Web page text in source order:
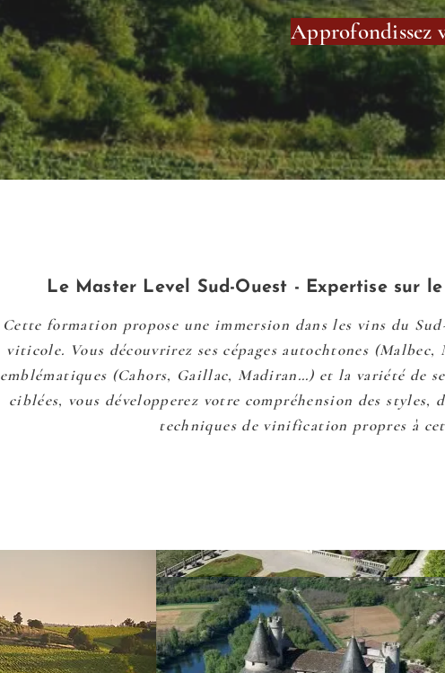
Approfondissez
Le Master Level Sud-Ouest - Expertise sur
Cette formation propose une immersion dans les vins du
viticole. Vous découvrirez ses cépages autochtones
emblématiques (Cahors, Gaillac, Madiran…) et la variété de
ciblées, vous développerez votre compréhension des
techniques de vinification propres à